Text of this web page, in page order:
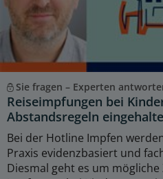
Sie fragen – Experten
Reiseimpfungen bei
Abstandsregeln
Bei der Hotline Impfen
Praxis evidenzbasiert und
Diesmal geht es um